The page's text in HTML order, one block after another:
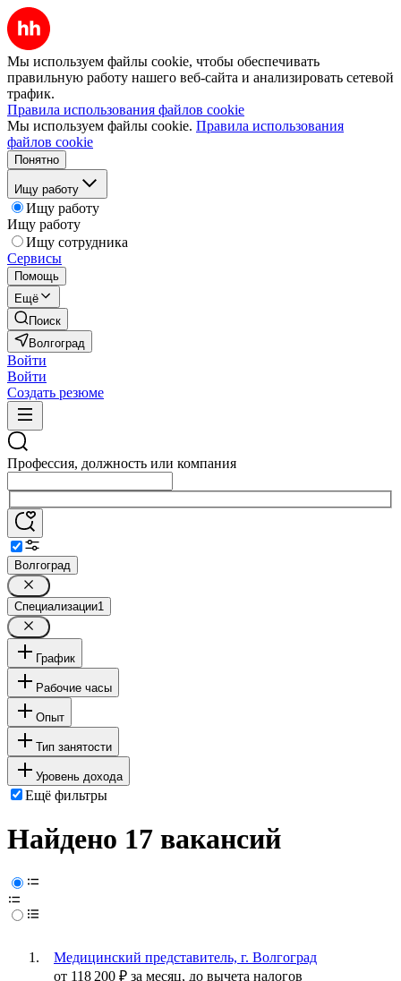
Мы используем файлы cookie, чтобы обеспечивать
правильную работу нашего веб-сайта и анализировать сетевой
трафик.
Правила использования файлов cookie
Мы используем файлы cookie. Правила использования
файлов cookie
Понятно
Ищу работу
Ищу работу
Ищу работу
Ищу сотрудника
Сервисы
Помощь
Ещё
Поиск
Волгоград
Войти
Войти
Создать резюме
Профессия, должность или компания
Волгоград
Специализации1
График
Рабочие часы
Опыт
Тип занятости
Уровень дохода
Ещё фильтры
Найдено 17 вакансий
Медицинский представитель, г. Волгоград
от 118 200 ₽ за месяц, до вычета налогов